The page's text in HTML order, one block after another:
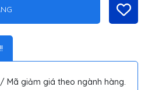
Mã giảm giá theo ngành hàng.